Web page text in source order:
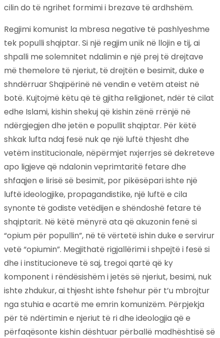
cilin do të ngrihet formimi i brezave të ardhshëm.
Regjimi komunist la mbresa negative të pashlyeshme
tek populli shqiptar. Si një regjim unik në llojin e tij, ai
shpalli me solemnitet ndalimin e një prej të drejtave
më themelore të njeriut, të drejtën e besimit, duke e
shndërruar Shqipërinë në vendin e vetëm ateist në
botë. Kujtojmë këtu që të gjitha religjionet, ndër të cilat
edhe Islami, kishin shekuj që kishin zënë rrënjë në
ndërgjegjen dhe jetën e popullit shqiptar. Për këtë
shkak lufta ndaj fesë nuk qe një luftë thjesht dhe
vetëm institucionale, nëpërmjet nxjerrjes së dekreteve
apo ligjeve që ndalonin veprimtaritë fetare dhe
shfaqjen e lirisë së besimit, por pikësëpari ishte një
luftë ideologjike, propagandistike, një luftë e cila
synonte të godiste vetëdijen e shëndoshë fetare të
shqiptarit. Në këtë mënyrë ata që akuzonin fenë si
“opium për popullin”, në të vërtetë ishin duke e servirur
vetë “opiumin”. Megjithatë rigjallërimi i shpejtë i fesë si
dhe i institucioneve të saj, tregoi qartë që ky
komponent i rëndësishëm i jetës së njeriut, besimi, nuk
ishte zhdukur, ai thjesht ishte fshehur për t’u mbrojtur
nga stuhia e acartë me emrin komunizëm. Përpjekja
për të ndërtimin e njeriut të ri dhe ideologjia që e
përfaqësonte kishin dështuar përballë madhështisë së